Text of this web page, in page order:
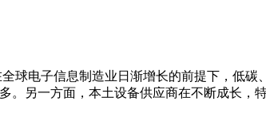
球电子信息制造业日渐增长的前提下，低
。另一方面，本土设备供应商在不断成长，